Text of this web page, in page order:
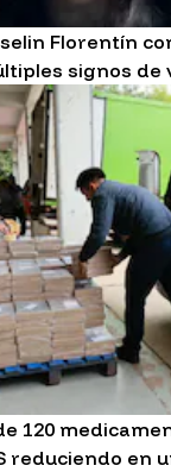
Florentín
signos de
120
reduciendo en